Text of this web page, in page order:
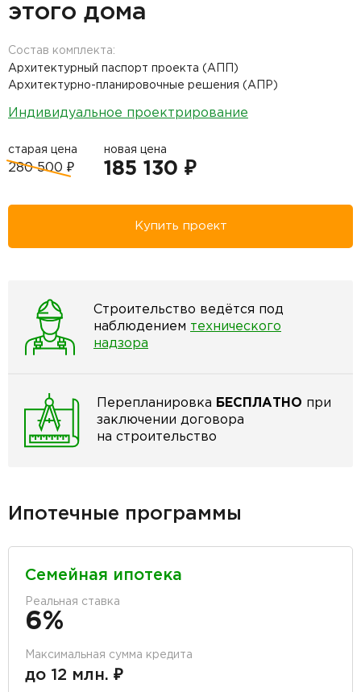
этого дома
Состав комплекта:
Архитектурный паспорт проекта (АПП)
Архитектурно-планировочные решения (АПР)
Индивидуальное проектрирование
старая цена
280 500 ₽
новая цена
185 130 ₽
Купить проект
Строительство ведётся под
наблюдением технического
надзора
Перепланировка БЕСПЛАТНО при
заключении договора
на строительство
Ипотечные программы
Семейная ипотека
Реальная ставка
6%
Максимальная сумма кредита
до 12 млн. ₽